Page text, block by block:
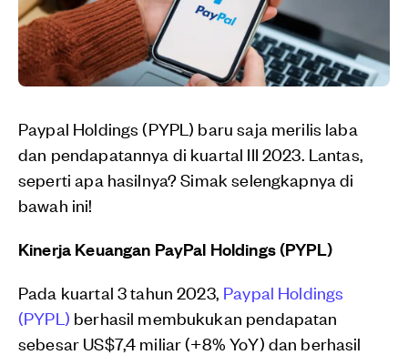
Paypal Holdings (PYPL) baru saja merilis laba
dan pendapatannya di kuartal III 2023. Lantas,
seperti apa hasilnya? Simak selengkapnya di
bawah ini!
Kinerja Keuangan PayPal Holdings (PYPL)
Pada kuartal 3 tahun 2023, Paypal Holdings
(PYPL) berhasil membukukan pendapatan
sebesar US$7,4 miliar (+8% YoY) dan berhasil